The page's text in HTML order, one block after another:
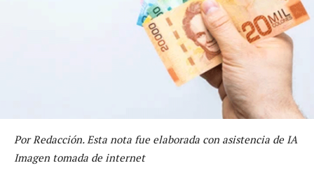
Por Redacción. Esta nota fue elaborada con asistencia de IA
Imagen tomada de internet